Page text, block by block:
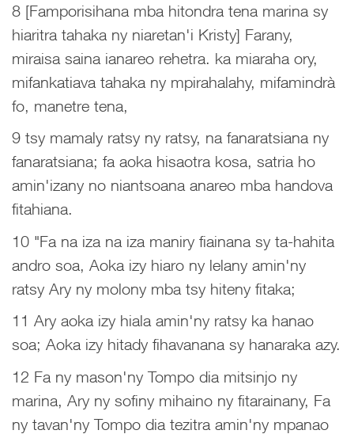
8 [Famporisihana mba hitondra tena marina sy
hiaritra tahaka ny niaretan'i Kristy] Farany,
miraisa saina ianareo rehetra. ka miaraha ory,
mifankatiava tahaka ny mpirahalahy, mifamindrà
fo, manetre tena,
9 tsy mamaly ratsy ny ratsy, na fanaratsiana ny
fanaratsiana; fa aoka hisaotra kosa, satria ho
amin'izany no niantsoana anareo mba handova
fitahiana.
10 "Fa na iza na iza maniry fiainana sy ta-hahita
andro soa, Aoka izy hiaro ny lelany amin'ny
ratsy Ary ny molony mba tsy hiteny fitaka;
11 Ary aoka izy hiala amin'ny ratsy ka hanao
soa; Aoka izy hitady fihavanana sy hanaraka azy.
12 Fa ny mason'ny Tompo dia mitsinjo ny
marina, Ary ny sofiny mihaino ny fitarainany, Fa
ny tavan'ny Tompo dia tezitra amin'ny mpanao